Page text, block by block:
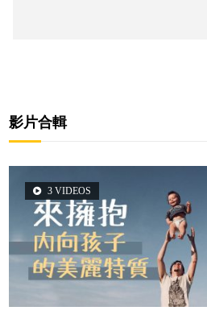
影片合輯
3 VIDEOS
2 VIDEOS
5 VIDEOS
6 VIDEOS
6 VIDEOS